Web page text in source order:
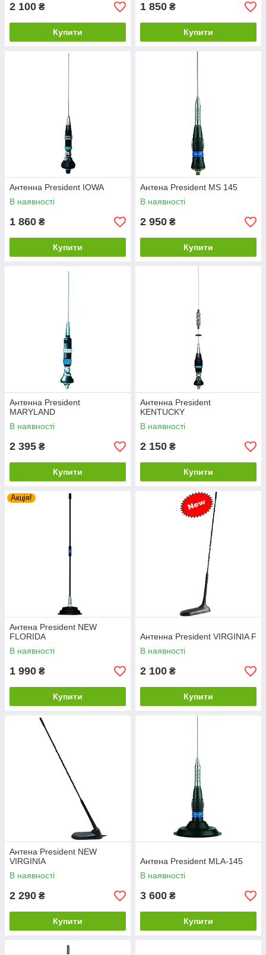
2 100 ₴
Купити
1 850 ₴
Купити
Антенна President IOWA
В наявності
1 860 ₴
Купити
Антена President MS 145
В наявності
2 950 ₴
Купити
Антенна President
MARYLAND
В наявності
2 395 ₴
Купити
Антенна President
KENTUCKY
В наявності
2 150 ₴
Купити
Акція!
Антена President NEW
FLORIDA
В наявності
1 990 ₴
Купити
Антенна President VIRGINIA F
В наявності
2 100 ₴
Купити
Антена President NEW
VIRGINIA
В наявності
2 290 ₴
Купити
Антена President MLA-145
В наявності
3 600 ₴
Купити